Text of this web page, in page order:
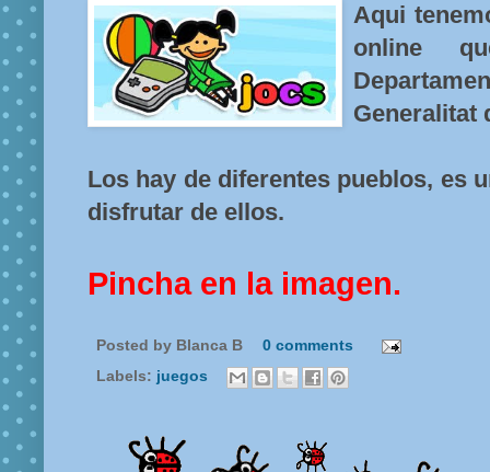
Aqui
online
Generalitat
Los hay de diferentes pueblos, es
disfrutar de ellos.
Pincha en la imagen.
Posted by Blanca B
0 comments
Labels: juegos